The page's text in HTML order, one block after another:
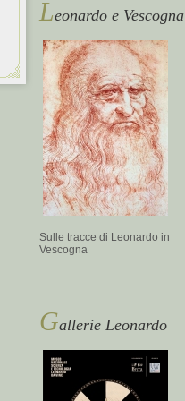
Leonardo e Vescogna
Sulle tracce di Leonardo in
Vescogna
Gallerie Leonardo